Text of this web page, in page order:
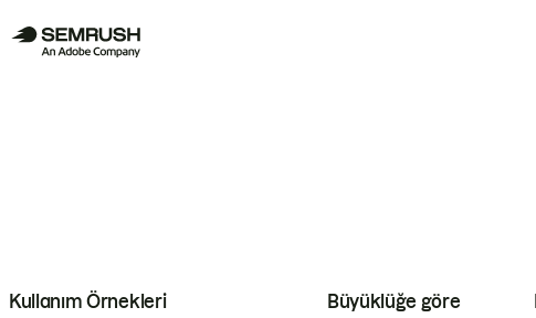
Kullanım Örnekleri Büyüklüğe göre